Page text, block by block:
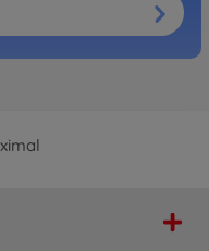
du fabricant